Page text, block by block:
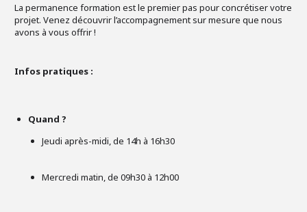
La permanence formation est le premier pas pour concrétiser votre
projet. Venez découvrir l’accompagnement sur mesure que nous
avons à vous offrir !
Infos pratiques :
Quand ?
Jeudi après-midi, de 14h à 16h30
Mercredi matin, de 09h30 à 12h00